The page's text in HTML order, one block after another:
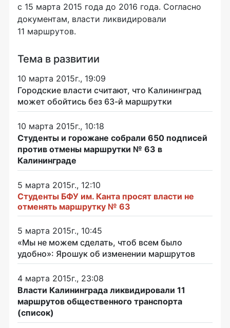
с 15 марта 2015 года до 2016 года. Согласно
документам, власти ликвидировали
11 маршрутов.
Тема в развитии
10 марта 2015г., 19:09
Городские власти считают, что Калининград
может обойтись без 63-й маршрутки
10 марта 2015г., 10:18
Студенты и горожане собрали 650 подписей
против отмены маршрутки № 63 в
Калининграде
5 марта 2015г., 12:10
Студенты БФУ им. Канта просят власти не
отменять маршрутку № 63
5 марта 2015г., 10:45
«Мы не можем сделать, чтоб всем было
удобно»: Ярошук об изменении маршрутов
4 марта 2015г., 23:08
Власти Калининграда ликвидировали 11
маршрутов общественного транспорта
(список)